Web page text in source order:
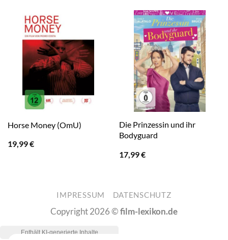
Horse Money (OmU)
19,99€
Die Prinzessin und ihr
Bodyguard
17,99€
IMPRESSUM DATENSCHUTZ
Copyright 2026 ©film-lexikon.de